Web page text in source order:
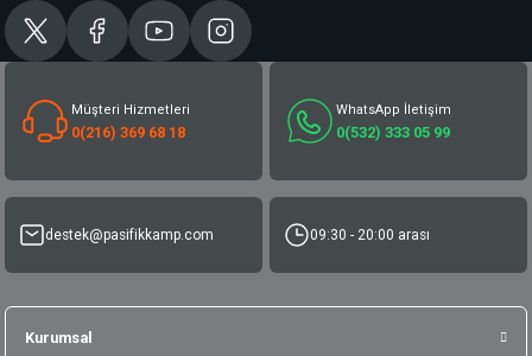
Müşteri Hizmetleri
0(216) 369 68 18
WhatsApp İletişim
0(532) 333 05 99
destek@pasifikkamp.com 09:30 - 20:00 arası
Kurumsal